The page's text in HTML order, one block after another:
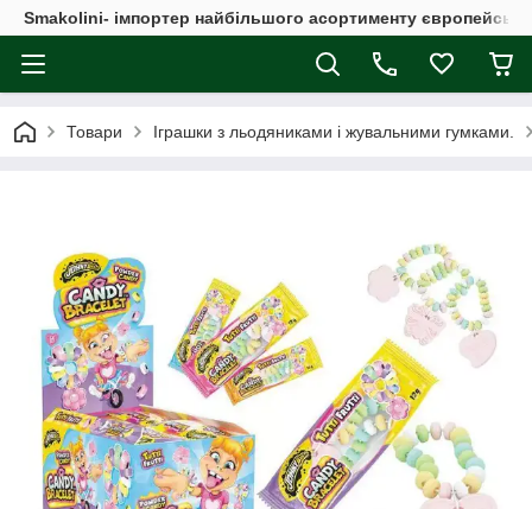
Smakolini- імпортер найбільшого асортименту
Товари Іграшки з льодяниками і жувальними гумками.